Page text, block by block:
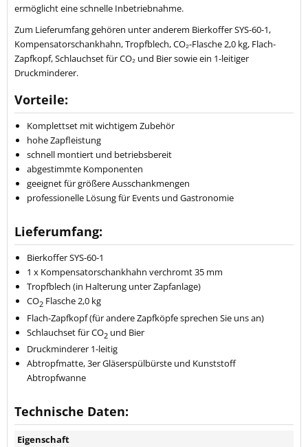
ermöglicht eine schnelle Inbetriebnahme.
Zum Lieferumfang gehören unter anderem Bierkoffer SYS-60-1,
Kompensatorschankhahn, Tropfblech, CO₂-Flasche 2,0 kg, Flach-
Zapfkopf, Schlauchset für CO₂ und Bier sowie ein 1-leitiger
Druckminderer.
Vorteile:
Komplettset mit wichtigem Zubehör
hohe Zapfleistung
schnell montiert und betriebsbereit
abgestimmte Komponenten
geeignet für größere Ausschankmengen
professionelle Lösung für Events und Gastronomie
Lieferumfang:
Bierkoffer SYS-60-1
1 x Kompensatorschankhahn verchromt 35 mm
Tropfblech (in Halterung unter Zapfanlage)
CO2 Flasche 2,0 kg
Flach-Zapfkopf (für andere Zapfköpfe sprechen Sie uns an)
Schlauchset für CO2 und Bier
Druckminderer 1-leitig
Abtropfmatte, 3er Gläserspülbürste und Kunststoff
Abtropfwanne
Technische Daten:
Eigenschaft